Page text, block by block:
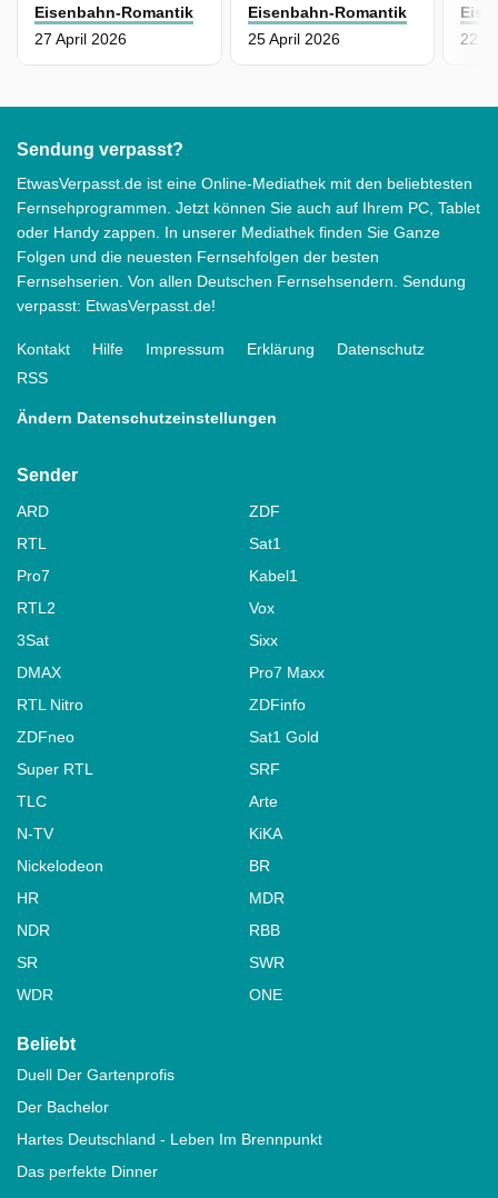
Eisenbahn-Romantik
27 April 2026
Eisenbahn-Romantik
25 April 2026
22
Sendung verpasst?
EtwasVerpasst.de ist eine Online-Mediathek mit den beliebtesten
Fernsehprogrammen. Jetzt können Sie auch auf Ihrem PC, Tablet
oder Handy zappen. In unserer Mediathek finden Sie Ganze
Folgen und die neuesten Fernsehfolgen der besten
Fernsehserien. Von allen Deutschen Fernsehsendern. Sendung
verpasst: EtwasVerpasst.de!
Kontakt Hilfe Impressum Erklärung
Datenschutz
RSS
Ändern Datenschutzeinstellungen
Sender
ARD
ZDF
RTL
Sat1
Pro7
Kabel1
RTL2
Vox
3Sat
Sixx
DMAX
Pro7 Maxx
RTL Nitro
ZDFinfo
ZDFneo
Sat1 Gold
Super RTL
SRF
TLC
Arte
N-TV
KiKA
Nickelodeon
BR
HR
MDR
NDR
RBB
SR
SWR
WDR
ONE
Beliebt
Duell Der Gartenprofis
Der Bachelor
Hartes Deutschland - Leben Im Brennpunkt
Das perfekte Dinner